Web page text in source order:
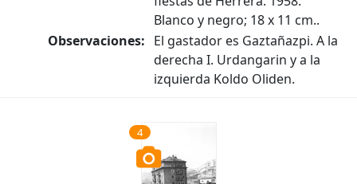
Blanco y negro; 18 x 11 cm..
Observaciones: El gastador es Gaztañazpi. A la
derecha I. Urdangarin y a la
izquierda Koldo Oliden.
4